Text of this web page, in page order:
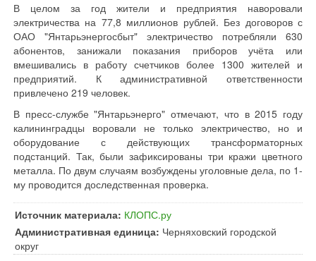
В целом за год жители и предприятия наворовали
электричества на 77,8 миллионов рублей. Без договоров с
ОАО "Янтарьэнергосбыт" электричество потребляли 630
абонентов, занижали показания приборов учёта или
вмешивались в работу счетчиков более 1300 жителей и
предприятий. К административной ответственности
привлечено 219 человек.
В пресс-службе "Янтарьэнерго" отмечают, что в 2015 году
калининградцы воровали не только электричество, но и
оборудование с действующих трансформаторных
подстанций. Так, были зафиксированы три кражи цветного
металла. По двум случаям возбуждены уголовные дела, по 1-
му проводится доследственная проверка.
Источник материала: КЛОПС.ру
Административная единица: Черняховский городской
округ